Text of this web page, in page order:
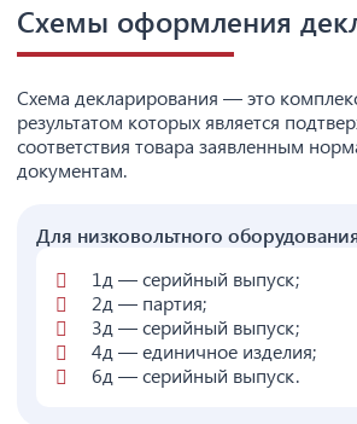
Схемы оформления
Схема декларирования — это
результатом которых является
соответствия товара заявленным
документам.
Для низковольтного
1д — серийный выпуск;
2д — партия;
3д — серийный выпуск;
4д — единичное изделия;
6д — серийный выпуск.